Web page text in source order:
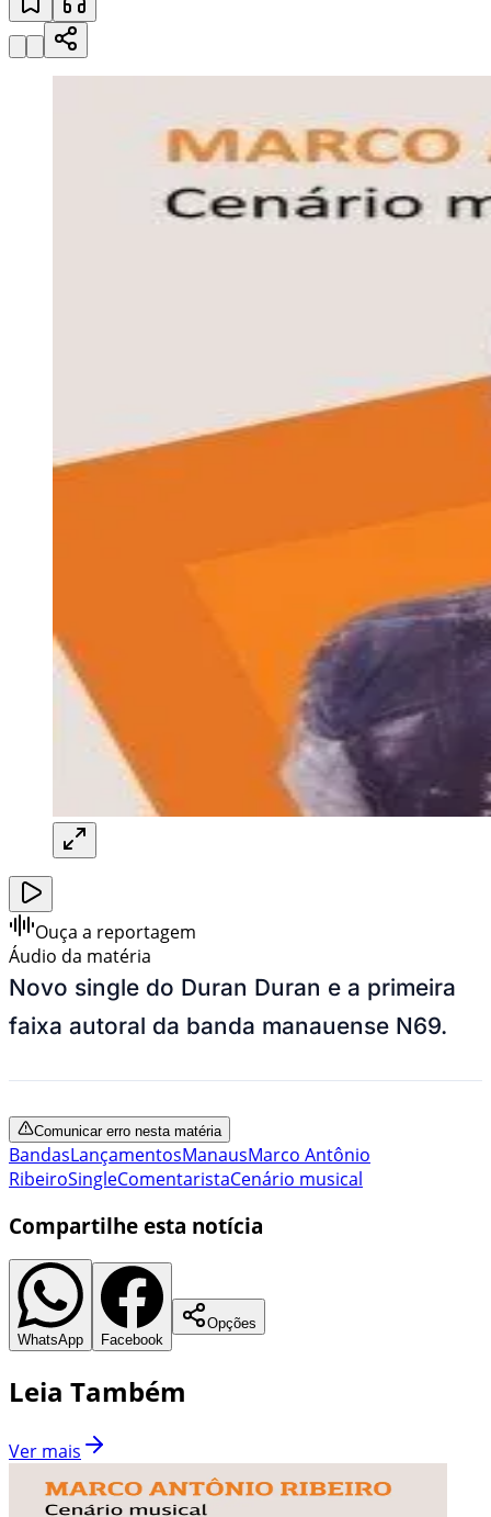
Ouça a reportagem
Áudio da matéria
Novo single do Duran Duran e a primeira
faixa autoral da banda manauense N69.
Comunicar erro nesta matéria
BandasLançamentosManausMarco Antônio
RibeiroSingleComentaristaCenário musical
Compartilhe esta notícia
WhatsApp Facebook
Opções
Leia Também
Ver mais